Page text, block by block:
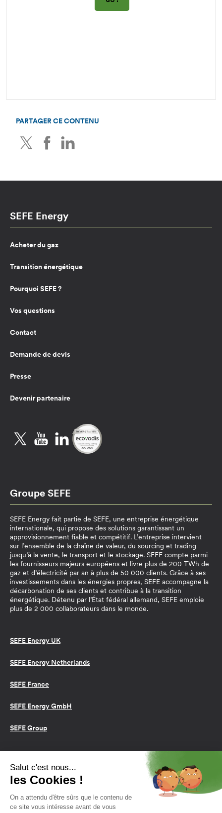
PARTAGER CE CONTENU
TwitterFacebook
SEFE Energy
Acheter du gaz
Transition énergétique
Pourquoi SEFE ?
Vos questions
Contact
Demande de devis
Presse
Devenir partenaire
TwitterYouTubeLinkedIn
Groupe SEFE
SEFE Energy fait partie de SEFE, une entreprise énergétique
internationale, qui propose des solutions garantissant un
approvisionnement fiable et compétitif. L’entreprise intervient
sur l’ensemble de la chaîne de valeur, du sourcing et trading
jusqu’à la vente, le transport et le stockage. SEFE compte parmi
les fournisseurs majeurs européens et livre plus de 200 TWh de
gaz et d’électricité par an à plus de 50 000 clients. Grâce à ses
investissements dans les énergies propres, SEFE accompagne la
décarbonation de ses clients et contribue à la transition
énergétique. Détenu par l’État fédéral allemand, SEFE emploie
plus de 2 000 collaborateurs dans le monde.
SEFE Energy UK
SEFE Energy Netherlands
SEFE France
SEFE Energy GmbH
SEFE Group